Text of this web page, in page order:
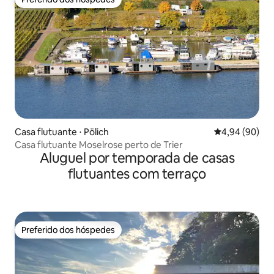
Preferido dos hóspedes
Casa flutuante ⋅ Pölich 4,94 de uma
4,94 (90)
Casa flutuante Moselrose perto de Trier
Aluguel por temporada de casas
flutuantes com terraço
Preferido dos hóspedes
Preferido dos hóspedes